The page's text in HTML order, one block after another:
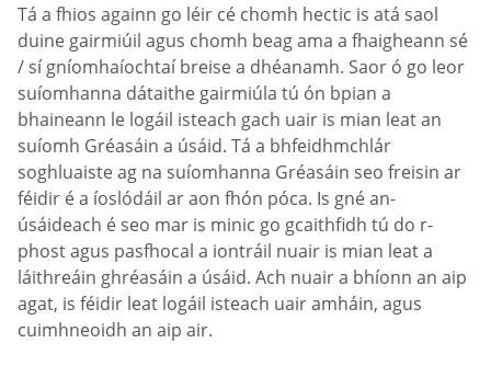
Tá a fhios againn go léir cé chomh hectic is atá saol
duine gairmiúil agus chomh beag ama a fhaigheann sé
/ sí gníomhaíochtaí breise a dhéanamh. Saor ó go leor
suíomhanna dátaithe gairmiúla tú ón bpian a
bhaineann le logáil isteach gach uair is mian leat an
suíomh Gréasáin a úsáid. Tá a bhfeidhmchlár
soghluaiste ag na suíomhanna Gréasáin seo freisin ar
féidir é a íoslódáil ar aon fhón póca. Is gné an-
úsáideach é seo mar is minic go gcaithfidh tú do r-
phost agus pasfhocal a iontráil nuair is mian leat a
láithreáin ghréasáin a úsáid. Ach nuair a bhíonn an aip
agat, is féidir leat logáil isteach uair amháin, agus
cuimhneoidh an aip air.